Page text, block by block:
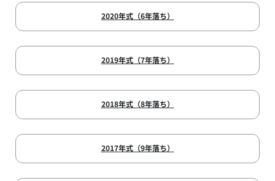
2020年式（6年落ち）
2019年式（7年落ち）
2018年式（8年落ち）
2017年式（9年落ち）